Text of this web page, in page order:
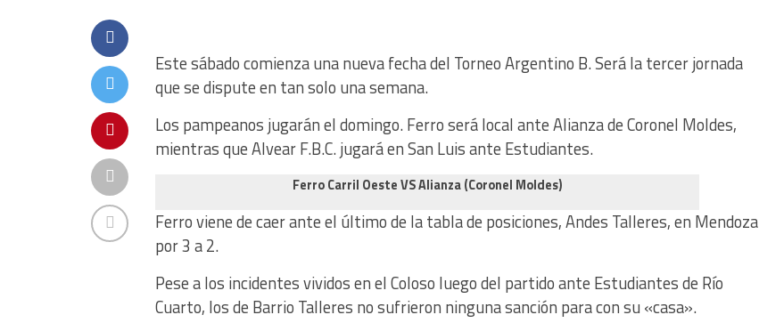
Este sábado comienza una nueva fecha del Torneo Argentino B. Será la tercer jornada
que se dispute en tan solo una semana.
Los pampeanos jugarán el domingo. Ferro será local ante Alianza de Coronel Moldes,
mientras que Alvear F.B.C. jugará en San Luis ante Estudiantes.
Ferro Carril Oeste VS Alianza (Coronel Moldes)
Ferro viene de caer ante el último de la tabla de posiciones, Andes Talleres, en Mendoza
por 3 a 2.
Pese a los incidentes vividos en el Coloso luego del partido ante Estudiantes de Río
Cuarto, los de Barrio Talleres no sufrieron ninguna sanción para con su «casa».